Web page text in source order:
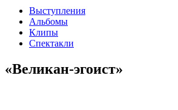
Выступления
Альбомы
Клипы
Спектакли
«Великан-эгоист»